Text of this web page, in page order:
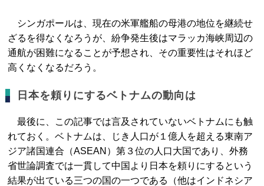
シンガポールは、現在の米軍艦船の母港の地位を継続せ
ざるを得なくなろうが、紛争発生後はマラッカ海峡周辺の
通航が困難になることが予想され、その重要性はそれほど
高くなくなるだろう。
日本を頼りにするベトナムの動向は
最後に、この記事では言及されていないベトナムにも触
れておく。ベトナムは、じき人口が１億人を超える東南ア
ジア諸国連合（ASEAN）第３位の人口大国であり、外務
省世論調査では一貫して中国より日本を頼りにするという
結果が出ている三つの国の一つである（他はインドネシア